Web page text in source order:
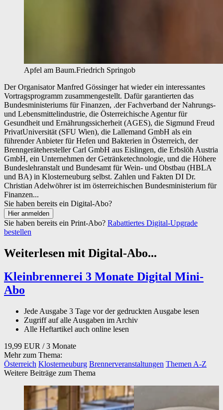
Apfel am Baum.Friedrich Springob
Der Organisator Manfred Gössinger hat wieder ein interessantes
Vortragsprogramm zusammengestellt. Dafür garantierten das
Bundesministeriums für Finanzen, .der Fachverband der Nahrungs-
und Lebensmittelindustrie, die Österreichische Agentur für
Gesundheit und Ernährungssicherheit (AGES), die Sigmund Freud
PrivatUniversität (SFU Wien), die Lallemand GmbH als ein
führender Anbieter für Hefen und Bakterien in Österreich, der
Brenngerätehersteller Carl GmbH aus Eislingen, die Erbslöh Austria
GmbH, ein Unternehmen der Getränketechnologie, und die Höhere
Bundeslehranstalt und Bundesamt für Wein- und Obstbau (HBLA
und BA) in Klosterneuburg selbst. Zahlen und Fakten DI Dr.
Christian Adelwöhrer ist im österreichischen Bundesministerium für
Finanzen...
Sie haben bereits ein Digital-Abo?
Sie haben bereits ein Print-Abo? Rabattiertes Digital-Upgrade
bestellen
Weiterlesen mit Digital-Abo...
Kleinbrennerei 3 Monate Digital Mini-
Abo
Jede Ausgabe 3 Tage vor der gedruckten Ausgabe lesen
Zugriff auf alle Ausgaben im Archiv
Alle Heftartikel auch online lesen
19,99 EUR / 3 Monate
Mehr zum Thema:
Österreich Klosterneuburg Brennerveranstaltungen Themen A-Z
Weitere Beiträge zum Thema